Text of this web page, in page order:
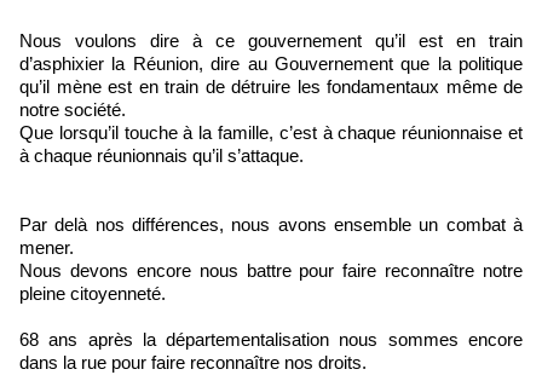
Nous voulons dire à ce gouvernement qu’il est en train
d’asphixier la Réunion, dire au Gouvernement que la politique
qu’il mène est en train de détruire les fondamentaux même de
notre société.
Que lorsqu’il touche à la famille, c’est à chaque réunionnaise et
à chaque réunionnais qu’il s’attaque.
Par delà nos différences, nous avons ensemble un combat à
mener.
Nous devons encore nous battre pour faire reconnaître notre
pleine citoyenneté.
68 ans après la départementalisation nous sommes encore
dans la rue pour faire reconnaître nos droits.